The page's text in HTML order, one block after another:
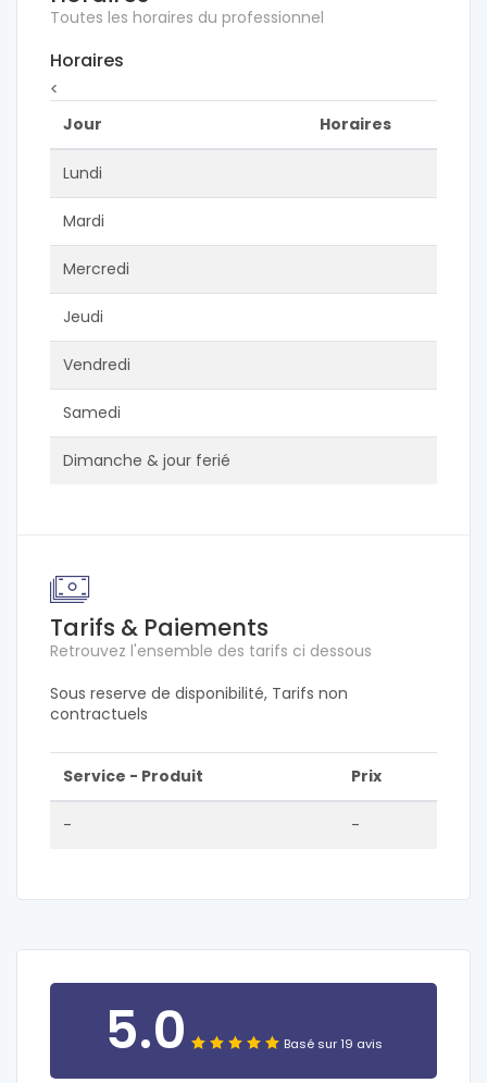
Toutes les horaires du professionnel
Horaires
<
Jour
Horaires
Lundi
Mardi
Mercredi
Jeudi
Vendredi
Samedi
Dimanche & jour ferié
Tarifs & Paiements
Retrouvez l'ensemble des tarifs ci dessous
Sous reserve de disponibilité, Tarifs non
contractuels
Service - Produit Prix
- -
5.0 Basé sur 19 avis